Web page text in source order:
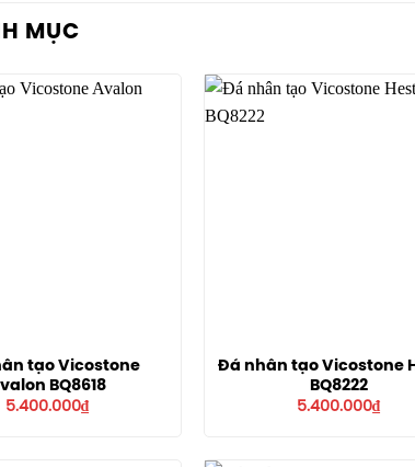
MỤC
tạo Vicostone
BQ8618
5.400.000₫
Đá nhân tạo Vicostone
BQ8222
5.400.000₫